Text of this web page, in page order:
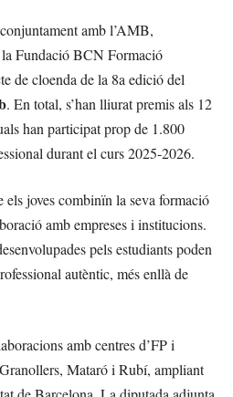
amb l’AMB,
Fundació BCN Formació
de cloenda de la 8a edició del
. En total, s’han lliurat premis als 12
han participat prop de 1.800
durant el curs 2025-2026.
joves combinïn la seva formació
amb empreses i institucions.
pels estudiants poden
autèntic, més enllà de
amb centres d’FP i
Mataró i Rubí, ampliant